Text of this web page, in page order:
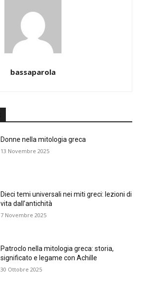
bassaparola
Donne nella mitologia greca
13 Novembre 2025
Dieci temi universali nei miti greci: lezioni di
vita dall’antichità
7 Novembre 2025
Patroclo nella mitologia greca: storia,
significato e legame con Achille
30 Ottobre 2025